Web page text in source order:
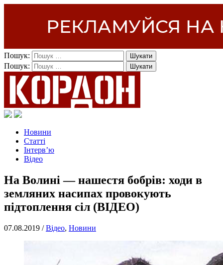
Пошук:
Пошук:
Новини
Статті
Інтерв’ю
Відео
На Волині — нашестя бобрів: ходи в
земляних насипах провокують
підтоплення сіл (ВІДЕО)
07.08.2019 /Відео, Новини